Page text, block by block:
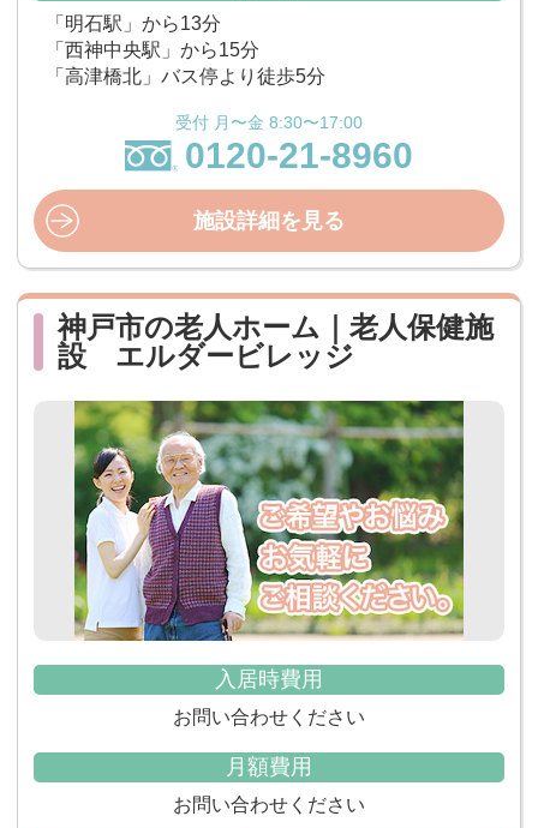
「明石駅」から13分
「西神中央駅」から15分
「高津橋北」バス停より徒歩5分
受付 月〜金 8:30〜17:00
0120-21-8960
施設詳細を見る
神戸市の老人ホーム｜老人保健施
設 エルダービレッジ
入居時費用
お問い合わせください
月額費用
お問い合わせください